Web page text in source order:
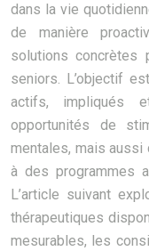
dans la vie
de manière
solutions concrètes
seniors. L’objectif
actifs, impliqués
opportunités de
mentales, mais aussi
à des programmes
L’article suivant
thérapeutiques
mesurables, les